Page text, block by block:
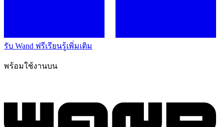
รับ Wand ฟรีเรียนรู้เพิ่มเติม
พร้อมใช้งานบน